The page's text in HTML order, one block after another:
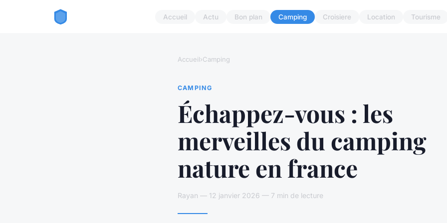
Accueil Actu Bon plan Camping Croisiere Location Tourisme
Accueil›Camping
CAMPING
Échappez-vous : les
merveilles du camping
nature en france
Rayan — 12 janvier 2026 — 7 min de lecture